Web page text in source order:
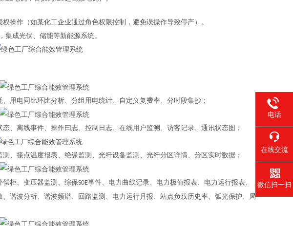
操作（如某化工企业通过角色权限控制，避免误操作导致停产）。
成光伏、储能等新能源系统。
用电同比环比分析、分组用电统计、自定义复费率、分时段集抄；
态、 离线事件、 操作曰志、 控制日志、 在线用户监测 、 访客记录、 通讯状态图 ；
测 、 接点温度报表、 绝缘监测 、 光纤设备监测 、 光纤分区详情、 分区实时数据 ；
偿柜、 变压器监测 、 综保S0E事件、 电力曲线记录、 电力极值报表、 电力运行报表、
、 谐波分析、 谐波频谱、 回路监测 、 电力运行月报、 站点负载历史率、 弧光保护、 局
电话
在线交流
微信扫一扫